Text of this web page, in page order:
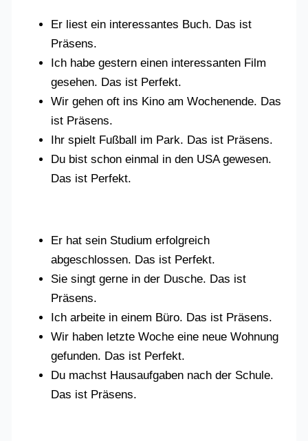
Er liest ein interessantes Buch. Das ist
Präsens.
Ich habe gestern einen interessanten Film
gesehen. Das ist Perfekt.
Wir gehen oft ins Kino am Wochenende. Das
ist Präsens.
Ihr spielt Fußball im Park. Das ist Präsens.
Du bist schon einmal in den USA gewesen.
Das ist Perfekt.
Er hat sein Studium erfolgreich
abgeschlossen. Das ist Perfekt.
Sie singt gerne in der Dusche. Das ist
Präsens.
Ich arbeite in einem Büro. Das ist Präsens.
Wir haben letzte Woche eine neue Wohnung
gefunden. Das ist Perfekt.
Du machst Hausaufgaben nach der Schule.
Das ist Präsens.